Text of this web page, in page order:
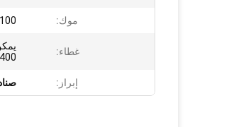
موك: 50-
غطاء:
400 مم
إبراز: